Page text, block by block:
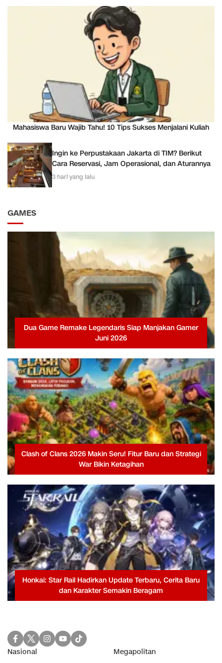
Mahasiswa Baru Wajib Tahu! 10 Tips Sukses Menjalani Kuliah
Ingin ke Perpustakaan Jakarta di TIM? Berikut
Cara Reservasi, Jam Operasional, dan Aturannya
3 hari yang lalu
GAMES
Dua Game Remake Legendaris Siap Manjakan Gamer
Juni 2026
Clash of Clans 2026 Makin Seru! Fitur Baru dan Strategi
War Bikin Ketagihan
Honkai: Star Rail Hadirkan Update Terbaru, Cerita Baru
dan Karakter Semakin Beragam
Nasional Megapolitan